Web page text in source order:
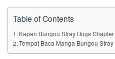
Table of Contents
Kapan Bungou Stray Dogs
Tempat Baca Manga Bungou Stray